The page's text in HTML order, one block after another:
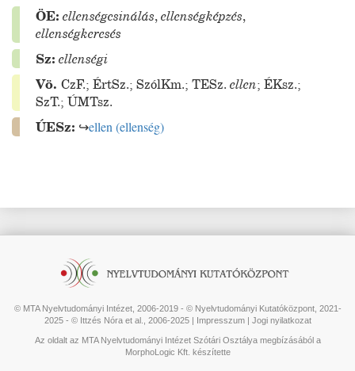
ÖE: ellenségcsinálás,ellenségképzés,
ellenségkeresés
Sz: ellenségi
Vö. CzF.; ÉrtSz.; SzólKm.; TESz. ellen; ÉKsz.;
SzT.; ÚMTsz.
ÚESz: ↪ellen (ellenség)
© MTA Nyelvtudományi Intézet, 2006-2019 - © Nyelvtudományi Kutatóközpont, 2021-
2025 - © Ittzés Nóra et al., 2006-2025 | Impresszum| Jogi nyilatkozat
Az oldalt az MTA Nyelvtudományi Intézet Szótári Osztálya megbízásából a
MorphoLogic Kft. készítette